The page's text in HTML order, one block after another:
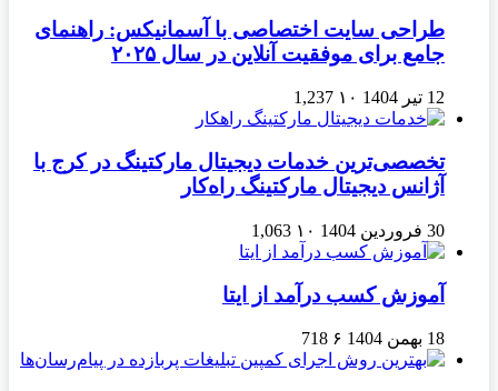
طراحی سایت اختصاصی با آسمانیکس: راهنمای
جامع برای موفقیت آنلاین در سال ۲۰۲۵
12 تیر 1404 ۱۰ 1,237
تخصصی‌ترین خدمات دیجیتال مارکتینگ در کرج با
آژانس دیجیتال مارکتینگ راه‌کار
30 فروردین 1404 ۱۰ 1,063
آموزش کسب درآمد از ایتا
18 بهمن 1404 ۶ 718